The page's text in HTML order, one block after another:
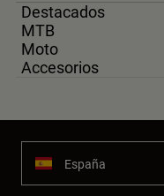
Destacados
MTB
Moto
Accesorios
España